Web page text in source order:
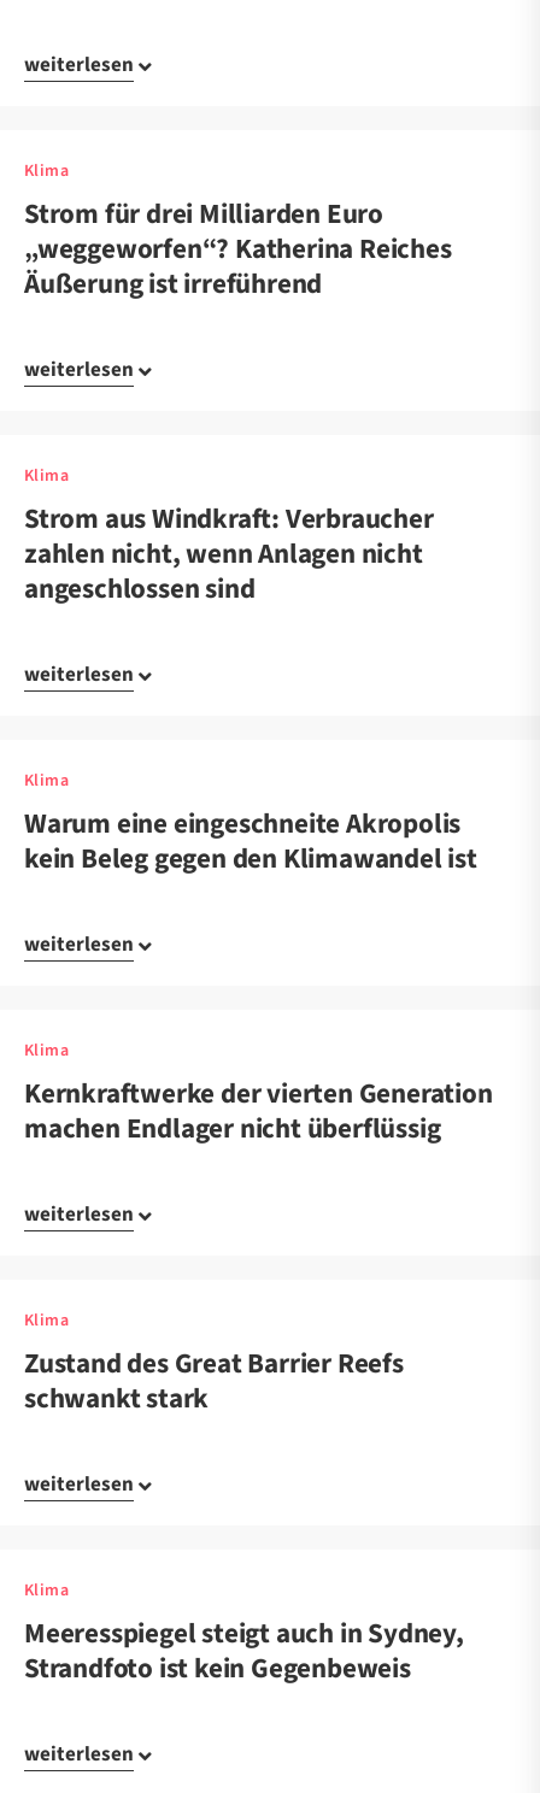
weiterlesen
Klima
Strom für drei Milliarden Euro
„weggeworfen“? Katherina Reiches
Äußerung ist irreführend
weiterlesen
Klima
Strom aus Windkraft: Verbraucher
zahlen nicht, wenn Anlagen nicht
angeschlossen sind
weiterlesen
Klima
Warum eine eingeschneite Akropolis
kein Beleg gegen den Klimawandel ist
weiterlesen
Klima
Kernkraftwerke der vierten Generation
machen Endlager nicht überflüssig
weiterlesen
Klima
Zustand des Great Barrier Reefs
schwankt stark
weiterlesen
Klima
Meeresspiegel steigt auch in Sydney,
Strandfoto ist kein Gegenbeweis
weiterlesen